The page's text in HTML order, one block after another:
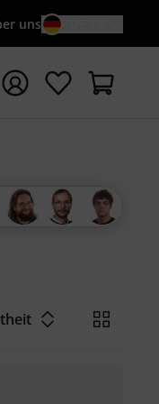
uns